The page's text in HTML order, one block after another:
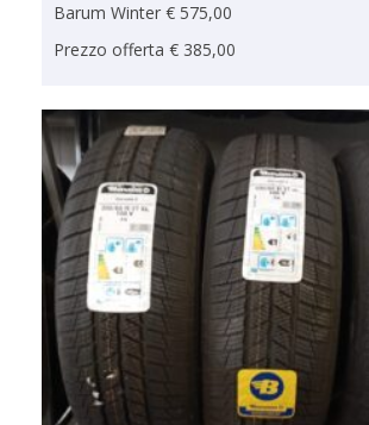
Barum Winter € 575,00
Prezzo offerta € 385,00